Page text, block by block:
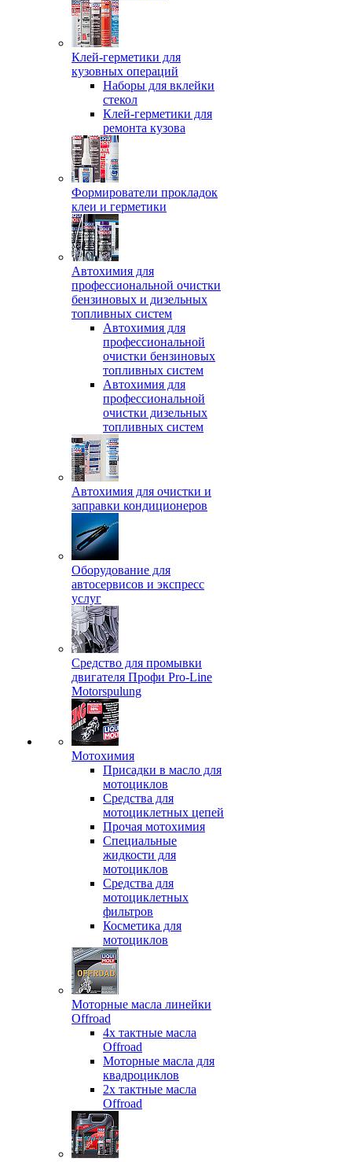
Клей-герметики для
кузовных операций
Наборы для вклейки
стекол
Клей-герметики для
ремонта кузова
Формирователи прокладок
клеи и герметики
Автохимия для
профессиональной очистки
бензиновых и дизельных
топливных систем
Автохимия для
профессиональной
очистки бензиновых
топливных систем
Автохимия для
профессиональной
очистки дизельных
топливных систем
Автохимия для очистки и
заправки кондиционеров
Оборудование для
автосервисов и экспресс
услуг
Средство для промывки
двигателя Профи Pro-Line
Motorspulung
Мотохимия
Присадки в масло для
мотоциклов
Средства для
мотоциклетных цепей
Прочая мотохимия
Специальные
жидкости для
мотоциклов
Средства для
мотоциклетных
фильтров
Косметика для
мотоциклов
Моторные масла линейки
Offroad
4х тактные масла
Offroad
Моторные масла для
квадроциклов
2х тактные масла
Offroad